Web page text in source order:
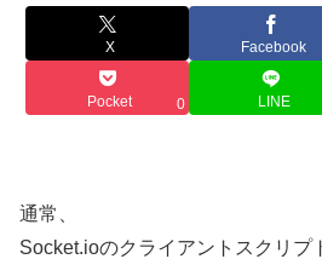
X Facebook
Pocket 0 LINE
通常、
Socket.ioのクライアントスクリプ